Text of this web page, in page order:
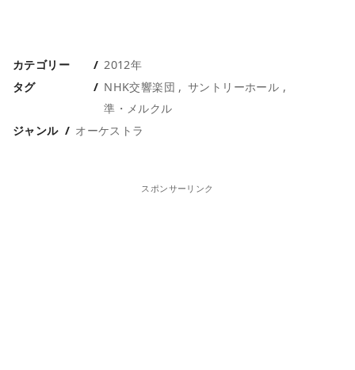
カテゴリー
2012年
タグ
NHK交響楽団
サントリーホール
準・メルクル
ジャンル
オーケストラ
スポンサーリンク